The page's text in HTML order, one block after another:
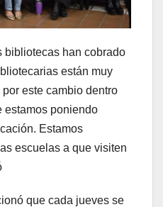
bibliotecas han cobrado
están muy
este cambio dentro
estamos poniendo
Estamos
escuelas a que visiten
que cada jueves se